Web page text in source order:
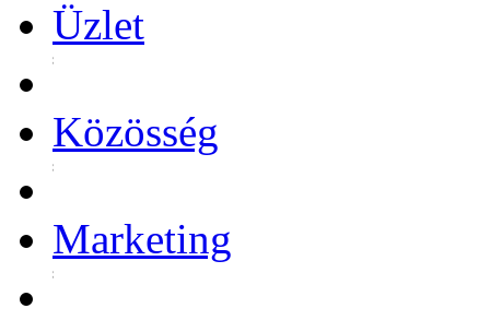
Üzlet
Közösség
Marketing